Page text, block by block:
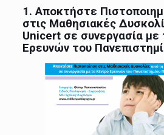
1.Αποκτήστε
στις Μαθησιακές
Unicert σε συνεργασία με
Ερευνών του